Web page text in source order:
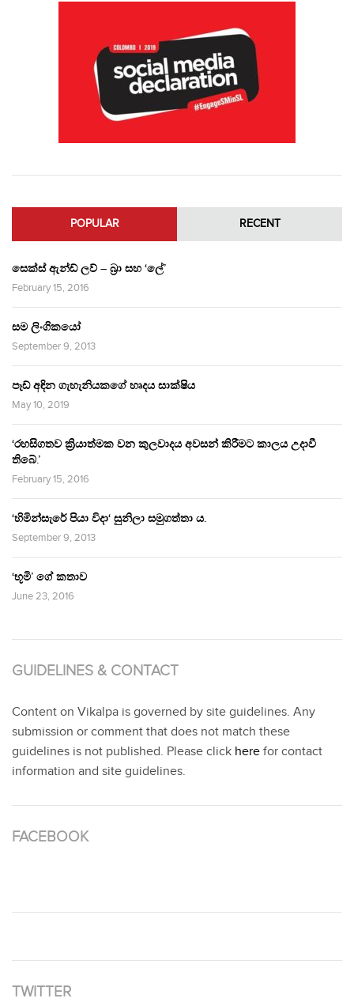
POPULAR RECENT
සෙක්ස් ඇන්ඩ් ලව් – බ්‍රා සහ ‘ලේ’
February 15, 2016
සම ලිංගිකයෝ
September 9, 2013
පෑඩ් අඳින ගැහැනියකගේ හෘදය සාක්ෂිය
May 10, 2019
‘රහසිගතව ක්‍රියාත්මක වන කුලවාදය අවසන් කිරීමට කාලය උදාවී
තිබේ.’
February 15, 2016
‘හිමින්සැරේ පියා විදා‘ සුනිලා සමුගත්තා ය.
September 9, 2013
‘භූමි’ ගේ කතාව
June 23, 2016
GUIDELINES & CONTACT
Content on Vikalpa is governed by site guidelines. Any
submission or comment that does not match these
guidelines is not published. Please click here for contact
information and site guidelines.
FACEBOOK
TWITTER